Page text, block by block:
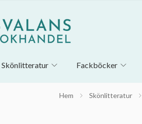
Skönlitteratur Fackböcker
Hem Skönlitteratur